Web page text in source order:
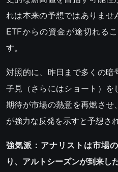
れは本来の予想ではありませ
ETFからの資金が途切れる
す。
対照的に、昨日まで多くの
子見（さらにはショート）
期待が市場の熱意を再燃さ
が強力な反発を示すと予想さ
強気派：アナリストは市場
り、アルトシーズンが到来し